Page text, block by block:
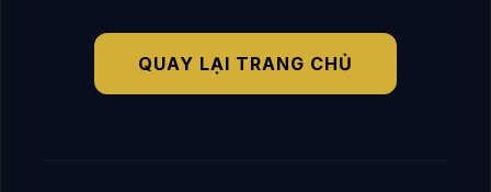
QUAY LẠI TRANG CHỦ